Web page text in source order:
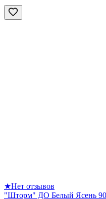
★Нет отзывов
"Шторм" ДО Белый Ясень